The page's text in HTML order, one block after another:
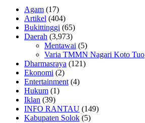
Agam (17)
Artikel (404)
Bukittinggi (65)
Daerah (3,973)
Mentawai (5)
Varia TMMN Nagari Koto Tuo
Dharmasraya (121)
Ekonomi (2)
Entertainment (4)
Hukum (1)
Iklan (39)
INFO RANTAU (149)
Kabupaten Solok (5)